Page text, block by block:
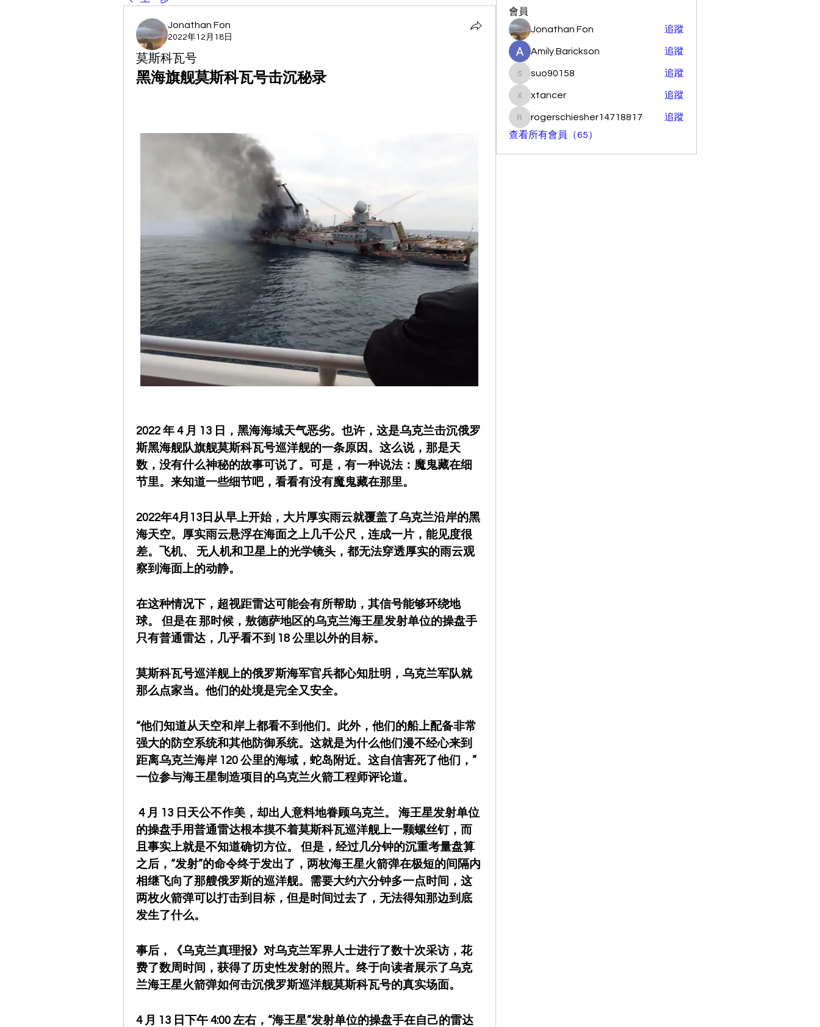
Jonathan Fon
2022年12月18日
莫斯科瓦号
黑海旗舰莫斯科瓦号击沉秘录
2022 年 4 月 13 日，黑海海域天气恶劣。也许，这是乌克兰击沉俄罗
斯黑海舰队旗舰莫斯科瓦号巡洋舰的一条原因。这么说，那是天
数，没有什么神秘的故事可说了。可是，有一种说法：魔鬼藏在细
节里。来知道一些细节吧，看看有没有魔鬼藏在那里。
2022年4月13日从早上开始，大片厚实雨云就覆盖了乌克兰沿岸的黑
海天空。厚实雨云悬浮在海面之上几千公尺，连成一片，能见度很
差。飞机、 无人机和卫星上的光学镜头，都无法穿透厚实的雨云观
察到海面上的动静。
在这种情况下，超视距雷达可能会有所帮助，其信号能够环绕地
球。 但是在 那时候，敖德萨地区的乌克兰海王星发射单位的操盘手
只有普通雷达，几乎看不到 18 公里以外的目标。
莫斯科瓦号巡洋舰上的俄罗斯海军官兵都心知肚明，乌克兰军队就
那么点家当。他们的处境是完全又安全。
“他们知道从天空和岸上都看不到他们。此外，他们的船上配备非常
强大的防空系统和其他防御系统。这就是为什么他们漫不经心来到
距离乌克兰海岸 120 公里的海域，蛇岛附近。这自信害死了他们，”
一位参与海王星制造项目的乌克兰火箭工程师评论道。
的操盘手用普通雷达根本摸不着莫斯科瓦巡洋舰上一颗螺丝钉，而
且事实上就是不知道确切方位。 但是，经过几分钟的沉重考量盘算
之后，“发射”的命令终于发出了，两枚海王星火箭弹在极短的间隔内
相继飞向了那艘俄罗斯的巡洋舰。需要大约六分钟多一点时间，这
两枚火箭弹可以打击到目标，但是时间过去了，无法得知那边到底
发生了什么。
事后，《乌克兰真理报》对乌克兰军界人士进行了数十次采访，花
费了数周时间，获得了历史性发射的照片。终于向读者展示了乌克
兰海王星火箭弹如何击沉俄罗斯巡洋舰莫斯科瓦号的真实场面。
4 月 13 日下午 4:00 左右，“海王星”发射单位的操盘手在自己的雷达
會員
Jonathan Fon 追蹤
Amily Barickson 追蹤
suo90158
suo90158 追蹤
xtancer
xtancer 追蹤
rogerschiesher14718817
rogerschiesher14718817
追蹤
查看所有會員（65）